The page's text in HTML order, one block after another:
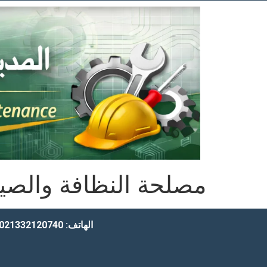
مصلحة النظافة
الهاتف: 0021332120740 | 0021332120720